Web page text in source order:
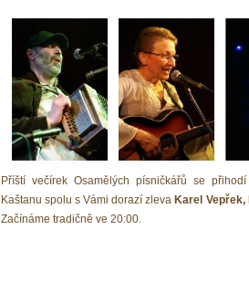
Příští večírek Osamělých písničkářů se
Kaštanu spolu s Vámi dorazí zleva Karel
Začínáme tradičně ve 20:00.